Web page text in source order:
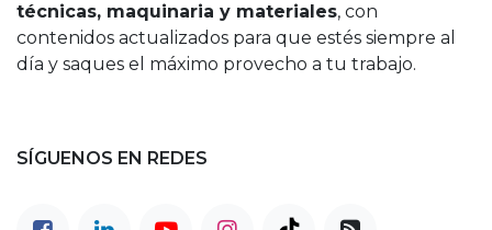
técnicas, maquinaria y materiales, con
contenidos actualizados para que estés siempre al
día y saques el máximo provecho a tu trabajo.
SÍGUENOS EN REDES